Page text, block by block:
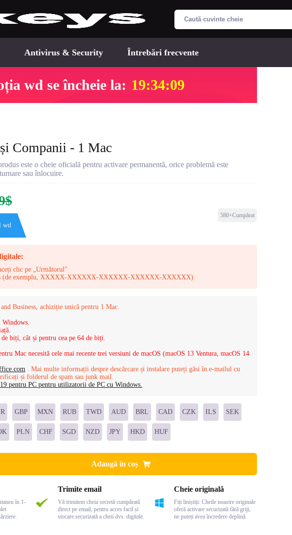
Antivirus & Security Întrebări frecvente
wd se încheie la: 19:34:08
Companii - 1 Mac
este o cheie oficială pentru activare permanentă, orice problemă este
sau înlocuire.
wd
580+Cumpărat
clic pe „Următorul"
(de exemplu, XXXXX-XXXXXX-XXXXXX-XXXXXX-XXXXXX)
Business, achiziție unică pentru 1 Mac.
Windows.
biți, cât și pentru cea pe 64 de biți.
Mac necesită cele mai recente trei versiuni de macOS (macOS 13 Ventura, macOS 14
. Mai multe informații despre descărcare și instalare puteți găsi în e-mailul cu
și folderul de spam sau junk mail.
pentru PC pentru utilizatorii de PC cu Windows.
GBP MXN RUB TWD AUD BRL CAD CZK ILS SEK
PLN CHF SGD NZD JPY HKD HUF
Adaugă în coș
în 1-
Trimite email
Vă trimitem cheia secretă cumpărată
direct pe email, pentru acces facil și
stocare securizată a cheii dvs. digitale.
Cheie originală
Fiți liniștiți: Cheile noastre originale
oferă activare securizată fără griji,
ne puteți avea încredere deplină.